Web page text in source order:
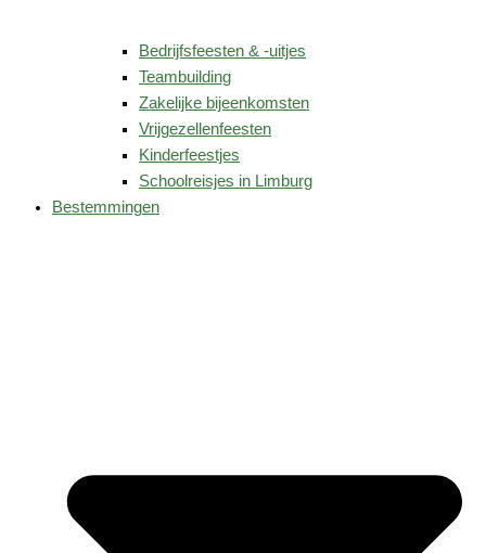
Bedrijfsfeesten & -uitjes
Teambuilding
Zakelijke bijeenkomsten
Vrijgezellenfeesten
Kinderfeestjes
Schoolreisjes in Limburg
Bestemmingen